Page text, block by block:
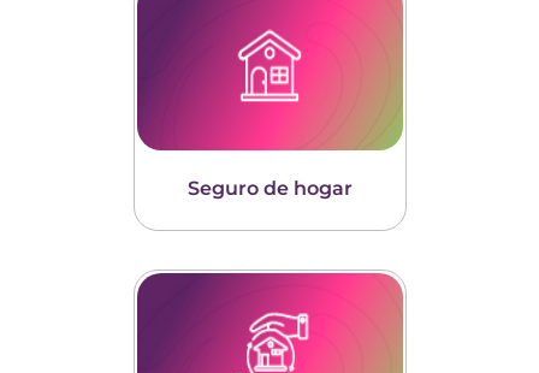
Seguro de hogar